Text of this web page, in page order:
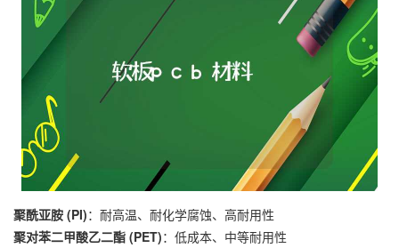
聚酰亚胺 (PI)：耐高温、耐化学腐蚀、高耐用性
聚对苯二甲酸乙二酯 (PET)：低成本、中等耐用性